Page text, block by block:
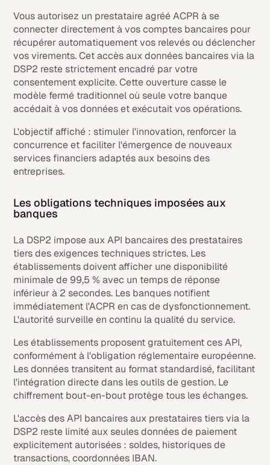
Vous autorisez un prestataire agréé ACPR à se
connecter directement à vos comptes bancaires pour
récupérer automatiquement vos relevés ou déclencher
vos virements. Cet accès aux données bancaires via la
DSP2 reste strictement encadré par votre
consentement explicite. Cette ouverture casse le
modèle fermé traditionnel où seule votre banque
accédait à vos données et exécutait vos opérations.
L'objectif affiché : stimuler l'innovation, renforcer la
concurrence et faciliter l'émergence de nouveaux
services financiers adaptés aux besoins des
entreprises.
Les obligations techniques imposées aux
banques
La DSP2 impose aux API bancaires des prestataires
tiers des exigences techniques strictes. Les
établissements doivent afficher une disponibilité
minimale de 99,5 % avec un temps de réponse
inférieur à 2 secondes. Les banques notifient
immédiatement l'ACPR en cas de dysfonctionnement.
L'autorité surveille en continu la qualité du service.
Les établissements proposent gratuitement ces API,
conformément à l'obligation réglementaire européenne.
Les données transitent au format standardisé, facilitant
l'intégration directe dans les outils de gestion. Le
chiffrement bout-en-bout protège tous les échanges.
L'accès des API bancaires aux prestataires tiers via la
DSP2 reste limité aux seules données de paiement
explicitement autorisées : soldes, historiques de
transactions, coordonnées IBAN.